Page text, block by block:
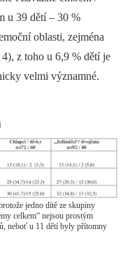
u 39 dětí –⁠ 30 %
oblasti, zejména
z toho u 6,9 % dětí je
velmi významné.
jedno dítě ze skupiny
celkem“ nejsou prostým
neboť u 11 dětí byly přítomny